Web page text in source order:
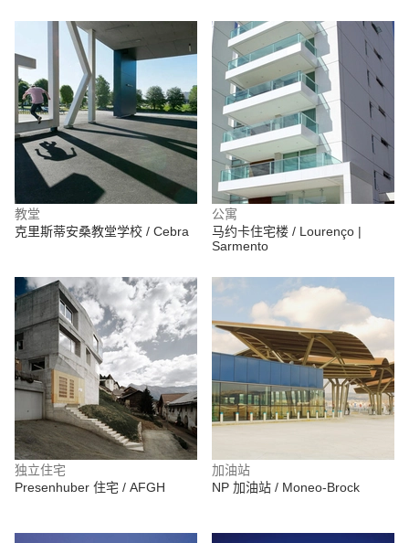
教堂
克里斯蒂安桑教堂学校 / Cebra
公寓
马约卡住宅楼 / Lourenço |
Sarmento
独立住宅
Presenhuber 住宅 / AFGH
加油站
NP 加油站 / Moneo-Brock